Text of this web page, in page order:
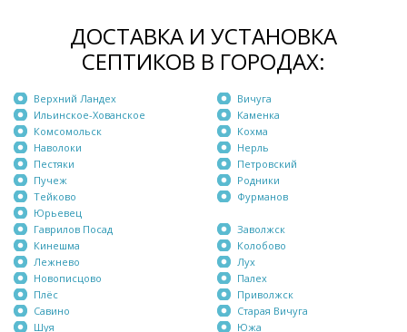
ДОСТАВКА И УСТАНОВКА
СЕПТИКОВ В ГОРОДАХ:
Верхний Ландех
Ильинское-Хованское
Комсомольск
Наволоки
Пестяки
Пучеж
Тейково
Юрьевец
Вичуга
Каменка
Кохма
Нерль
Петровский
Родники
Фурманов
Гаврилов Посад
Кинешма
Лежнево
Новописцово
Плёс
Савино
Шуя
Заволжск
Колобово
Лух
Палех
Приволжск
Старая Вичуга
Южа